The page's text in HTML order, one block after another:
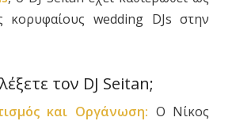
κορυφαίους wedding DJs στην
τον DJ Seitan;
και Οργάνωση: Ο Νίκος